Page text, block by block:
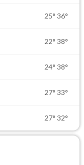
25° 36°
22° 38°
24° 38°
27° 33°
27° 32°